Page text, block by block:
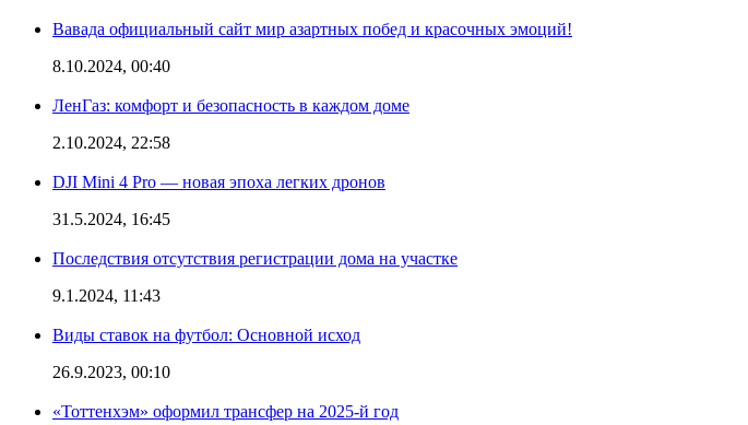
Вавада официальный сайт мир азартных побед и красочных эмоций!
8.10.2024, 00:40
ЛенГаз: комфорт и безопасность в каждом доме
2.10.2024, 22:58
DJI Mini 4 Pro — новая эпоха легких дронов
31.5.2024, 16:45
Последствия отсутствия регистрации дома на участке
9.1.2024, 11:43
Виды ставок на футбол: Основной исход
26.9.2023, 00:10
«Тоттенхэм» оформил трансфер на 2025-й год